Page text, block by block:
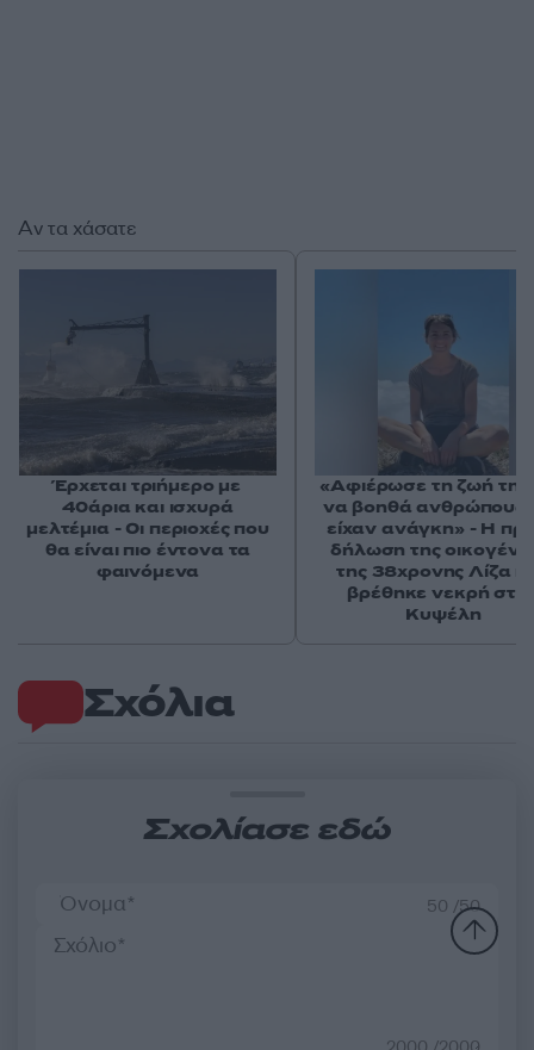
Σχόλια
Σχολίασε εδώ
50 /50
Αν τα χάσατε
Έρχεται τριήμερο με
40άρια και ισχυρά
μελτέμια - Οι περιοχές που
θα είναι πιο έντονα τα
φαινόμενα
«Αφιέρωσε τη ζωή της
να βοηθά ανθρώπους
είχαν ανάγκη» - Η
δήλωση της
της 38χρονης Λίζα
βρέθηκε νεκρή
Κυψέλη